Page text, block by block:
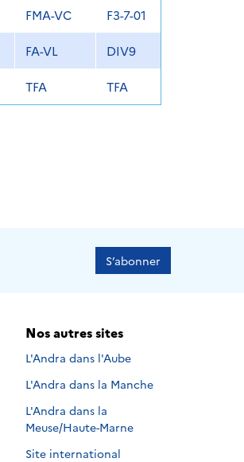
FMA-VC F3-7-01
FA-VL DIV9
TFA TFA
S’abonner
Nos autres sites
L'Andra dans l'Aube
L'Andra dans la Manche
L'Andra dans la
Meuse/Haute-Marne
Site international